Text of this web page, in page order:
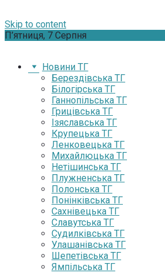
Skip to content
П’ятниця, 7 Серпня
Новини ТГ
Берездівська ТГ
Білогірська ТГ
Ганнопільська ТГ
Грицівська ТГ
Ізяславська ТГ
Крупецька ТГ
Ленковецька ТГ
Михайлюцька ТГ
Нетішинська ТГ
Плужненська ТГ
Полонська ТГ
Понінківська ТГ
Сахнівецька ТГ
Славутська ТГ
Судилківська ТГ
Улашанівська ТГ
Шепетівська ТГ
Ямпільська ТГ